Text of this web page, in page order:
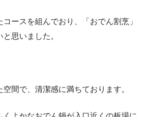
コースを組んでおり、「おでん割烹」
思いました。
間で、清潔感に満ちております。